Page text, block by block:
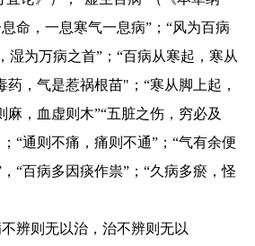
命，一息寒气一息病”；“风为百病
湿为万病之首”；“百病从寒起，寒从
药，气是惹祸根苗"；“寒从脚上起，
麻，血虚则木”“五脏之伤，穷必及
“通则不痛，痛则不通”；“气有余便
“百病多因痰作祟”；“久病多瘀，怪
辨则无以治，治不辨则无以